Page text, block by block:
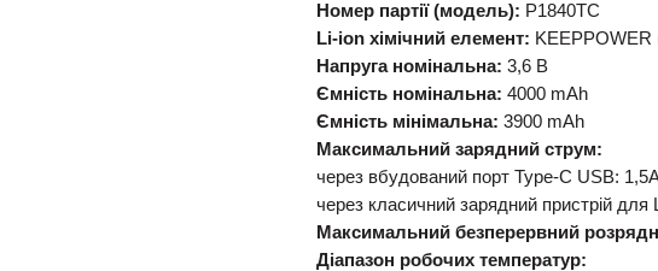
Номер партії (модель): P1840TC
Li-ion хімічний елемент: KEEPPOWER
Напруга номінальна: 3,6 В
Ємність номінальна: 4000 mAh
Ємність мінімальна: 3900 mAh
Максимальний зарядний струм:
через вбудований порт Type-C USB:
через класичний зарядний пристрій
Максимальний безперервний
Діапазон робочих температур: